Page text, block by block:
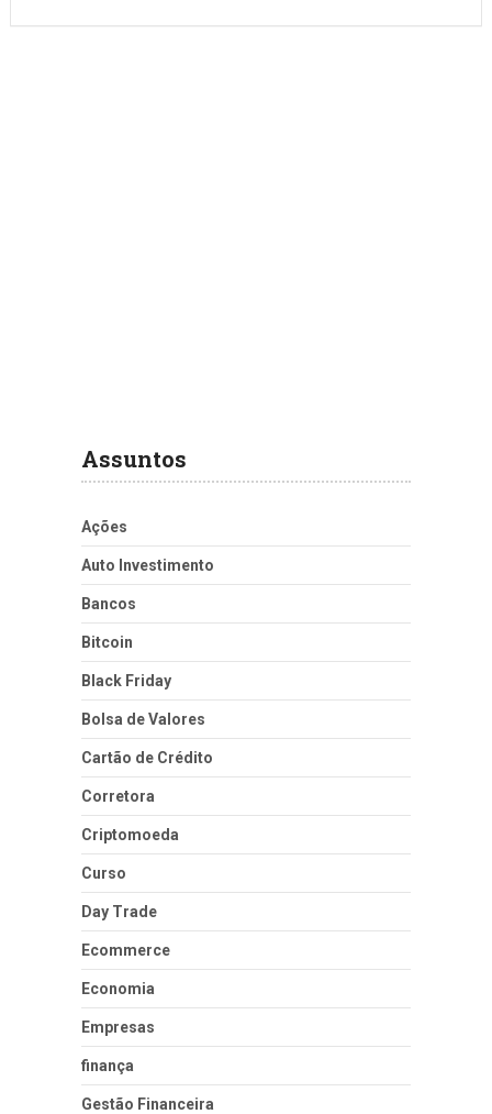
Assuntos
Ações
Auto Investimento
Bancos
Bitcoin
Black Friday
Bolsa de Valores
Cartão de Crédito
Corretora
Criptomoeda
Curso
Day Trade
Ecommerce
Economia
Empresas
finança
Gestão Financeira